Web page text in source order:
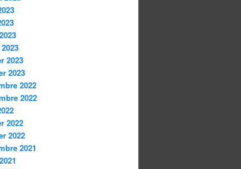
2023
2023
2022
2022
2022
2022
2021